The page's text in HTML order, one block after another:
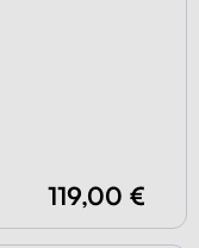
119,00 €